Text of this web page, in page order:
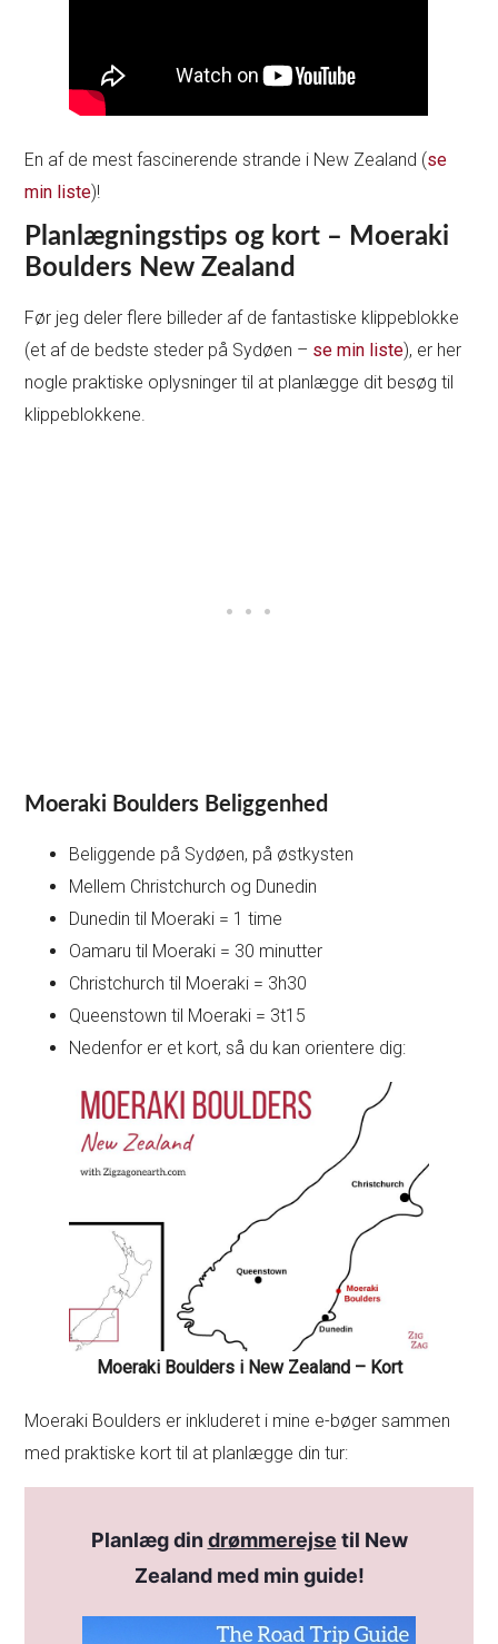
En af de mest fascinerende strande i New Zealand (se
min liste)!
Planlægningstips og kort – Moeraki
Boulders New Zealand
Før jeg deler flere billeder af de fantastiske klippeblokke
(et af de bedste steder på Sydøen – se min liste), er her
nogle praktiske oplysninger til at planlægge dit besøg til
klippeblokkene.
Moeraki Boulders Beliggenhed
Beliggende på Sydøen, på østkysten
Mellem Christchurch og Dunedin
Dunedin til Moeraki = 1 time
Oamaru til Moeraki = 30 minutter
Christchurch til Moeraki = 3h30
Queenstown til Moeraki = 3t15
Nedenfor er et kort, så du kan orientere dig:
Moeraki Boulders i New Zealand – Kort
Moeraki Boulders er inkluderet i mine e-bøger sammen
med praktiske kort til at planlægge din tur:
Planlæg dindrømmerejse til New
Zealand med min guide!